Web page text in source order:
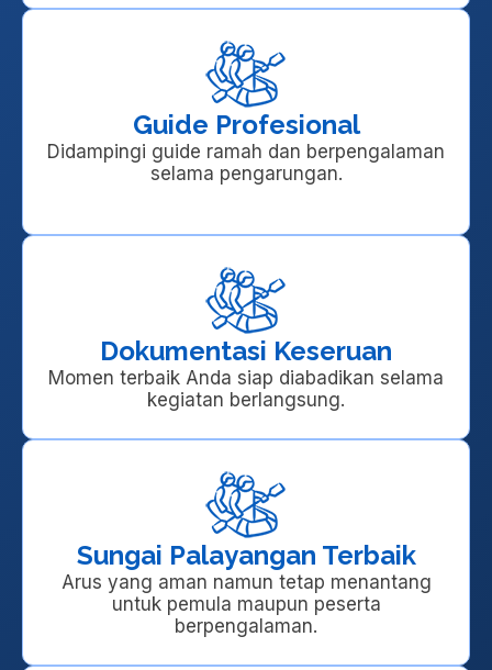
Guide Profesional
Didampingi guide ramah dan berpengalaman
selama pengarungan.
Dokumentasi Keseruan
Momen terbaik Anda siap diabadikan selama
kegiatan berlangsung.
Sungai Palayangan Terbaik
Arus yang aman namun tetap menantang
untuk pemula maupun peserta
berpengalaman.